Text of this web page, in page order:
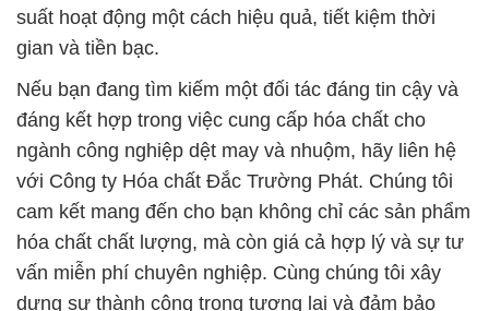
suất hoạt động một cách hiệu quả, tiết kiệm thời
gian và tiền bạc.
Nếu bạn đang tìm kiếm một đối tác đáng tin cậy và
đáng kết hợp trong việc cung cấp hóa chất cho
ngành công nghiệp dệt may và nhuộm, hãy liên hệ
với Công ty Hóa chất Đắc Trường Phát. Chúng tôi
cam kết mang đến cho bạn không chỉ các sản phẩm
hóa chất chất lượng, mà còn giá cả hợp lý và sự tư
vấn miễn phí chuyên nghiệp. Cùng chúng tôi xây
dựng sự thành công trong tương lai và đảm bảo